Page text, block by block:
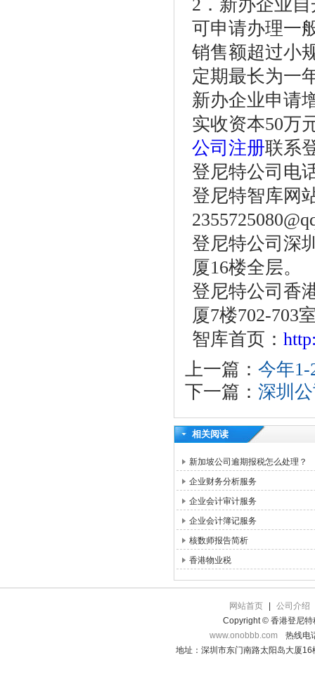
2．新办企业
可申请办理一
销售额超过小
定期最长为一
新办企业申请
实收资本50万
公司注册联系
登尼特公司电
登尼特智库网
登尼特公司深
厦16楼全层。
登尼特公司香
厦7楼702-703
智库首页：
上一篇： 今年1-
下一篇： 深圳
相关阅读
新加坡公司逾期报税怎么处理？
企业财务分析服务
企业会计审计服务
企业会计簿记服务
核数师报告简析
香港物业税
网站首页
公司介绍
Copyright © 香港登尼特
www.onobbb.com
热线电
地址：深圳市东门南路太阳岛大厦